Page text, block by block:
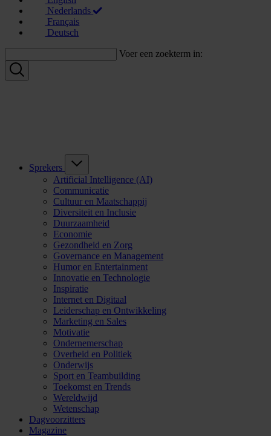
Nederlands
Français
Deutsch
Voer een zoekterm in:
Sprekers
Artificial Intelligence (AI)
Communicatie
Cultuur en Maatschappij
Diversiteit en Inclusie
Duurzaamheid
Economie
Gezondheid en Zorg
Governance en Management
Humor en Entertainment
Innovatie en Technologie
Inspiratie
Internet en Digitaal
Leiderschap en Ontwikkeling
Marketing en Sales
Motivatie
Ondernemerschap
Overheid en Politiek
Onderwijs
Sport en Teambuilding
Toekomst en Trends
Wereldwijd
Wetenschap
Dagvoorzitters
Magazine